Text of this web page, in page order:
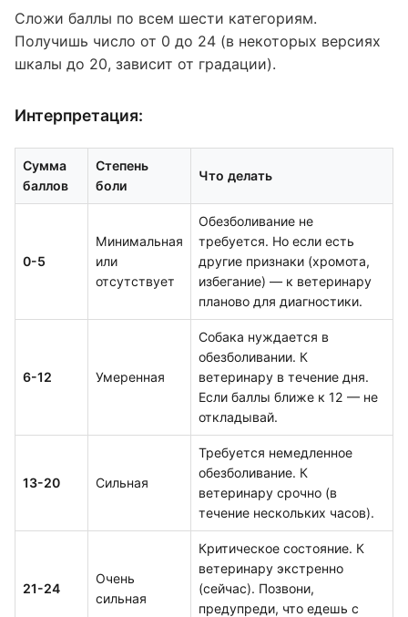
Сложи баллы по всем шести категориям.
Получишь число от 0 до 24 (в некоторых версиях
шкалы до 20, зависит от градации).
Интерпретация:
Сумма
баллов
Степень
боли
Что делать
0-5
Минимальная
или
отсутствует
Обезболивание не
требуется. Но если есть
другие признаки (хромота,
избегание) — к ветеринару
планово для диагностики.
6-12 Умеренная
Собака нуждается в
обезболивании. К
ветеринару в течение дня.
Если баллы ближе к 12 — не
откладывай.
13-20 Сильная
Требуется немедленное
обезболивание. К
ветеринару срочно (в
течение нескольких часов).
21-24
Очень
сильная
Критическое состояние. К
ветеринару экстренно
(сейчас). Позвони,
предупреди, что едешь с